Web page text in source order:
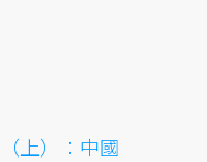
上）： 中國